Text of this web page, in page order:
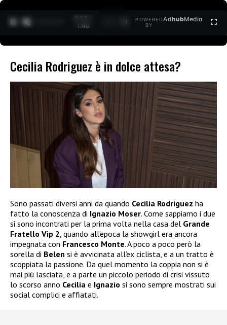
0:12 /
1:40
POWERED
BY
AdhubMedia
Cecilia Rodriguez è in dolce attesa?
Sono passati diversi anni da quando Cecilia Rodriguez ha
fatto la conoscenza di Ignazio Moser. Come sappiamo i due
si sono incontrati per la prima volta nella casa del Grande
Fratello Vip 2, quando all’epoca la showgirl era ancora
impegnata con Francesco Monte. A poco a poco però la
sorella di Belen si è avvicinata all’ex ciclista, e a un tratto è
scoppiata la passione. Da quel momento la coppia non si è
mai più lasciata, e a parte un piccolo periodo di crisi vissuto
lo scorso anno Cecilia e Ignazio si sono sempre mostrati sui
social complici e affiatati.